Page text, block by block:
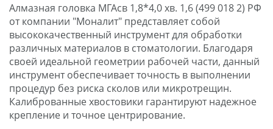
Алмазная головка МГАсв 1,8*4,0 хв. 1,6 (499 018 2) РФ
от компании "Моналит" представляет собой
высококачественный инструмент для обработки
различных материалов в стоматологии. Благодаря
своей идеальной геометрии рабочей части, данный
инструмент обеспечивает точность в выполнении
процедур без риска сколов или микротрещин.
Калиброванные хвостовики гарантируют надежное
крепление и точное центрирование.